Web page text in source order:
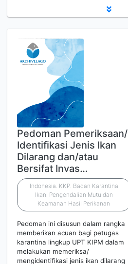
Pedoman Pemeriksaan/
Identifikasi Jenis Ikan
Dilarang dan/atau
Bersifat Invas…
Indonesia. KKP. Badan Karantina
Ikan, Pengendalian Mutu dan
Keamanan Hasil Perikanan
Pedoman ini disusun dalam rangka
memberikan acuan bagi petugas
karantina lingkup UPT KIPM dalam
melakukan memeriksa/
mengidentifikasi jenis ikan dilarang